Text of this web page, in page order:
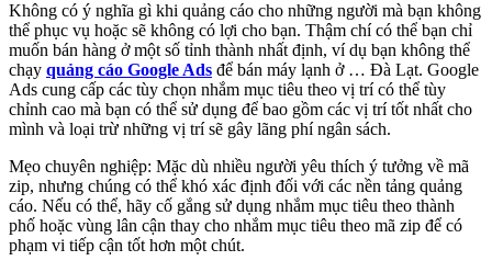
Không có ý nghĩa gì khi quảng cáo cho những người mà bạn không
thể phục vụ hoặc sẽ không có lợi cho bạn. Thậm chí có thể bạn chỉ
muốn bán hàng ở một số tỉnh thành nhất định, ví dụ bạn không thể
chạy quảng cáo Google Ads để bán máy lạnh ở … Đà Lạt. Google
Ads cung cấp các tùy chọn nhắm mục tiêu theo vị trí có thể tùy
chỉnh cao mà bạn có thể sử dụng để bao gồm các vị trí tốt nhất cho
mình và loại trừ những vị trí sẽ gây lãng phí ngân sách.
Mẹo chuyên nghiệp: Mặc dù nhiều người yêu thích ý tưởng về mã
zip, nhưng chúng có thể khó xác định đối với các nền tảng quảng
cáo. Nếu có thể, hãy cố gắng sử dụng nhắm mục tiêu theo thành
phố hoặc vùng lân cận thay cho nhắm mục tiêu theo mã zip để có
phạm vi tiếp cận tốt hơn một chút.